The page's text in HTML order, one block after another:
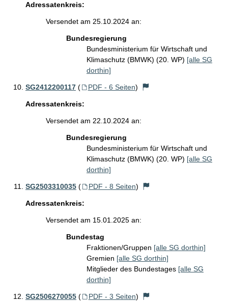
Adressatenkreis:
Versendet am 25.10.2024 an:
Bundesregierung
Bundesministerium für Wirtschaft und
Klimaschutz (BMWK) (20. WP) [alle SG
dorthin]
SG2412200117 ( PDF - 6 Seiten)
Adressatenkreis:
Versendet am 22.10.2024 an:
Bundesregierung
Bundesministerium für Wirtschaft und
Klimaschutz (BMWK) (20. WP) [alle SG
dorthin]
SG2503310035 ( PDF - 8 Seiten)
Adressatenkreis:
Versendet am 15.01.2025 an:
Bundestag
Fraktionen/Gruppen [alle SG dorthin]
Gremien [alle SG dorthin]
Mitglieder des Bundestages [alle SG
dorthin]
SG2506270055 ( PDF - 3 Seiten)